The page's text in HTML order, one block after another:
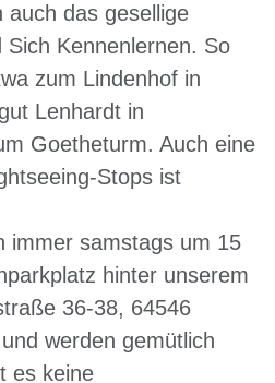
auch das gesellige
Sich Kennenlernen. So
zum Lindenhof in
Lenhardt in
Goetheturm. Auch eine
Stops ist
immer samstags um 15
hinter unserem
36-38, 64546
werden gemütlich
es keine